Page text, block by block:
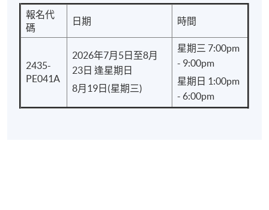
於指定時間內完成所有作業，並取得合格成績
學院將盡量按所列的資料安排課程，惟學院保留在有
需要的情況下作出改動的權利。學員將獲另行通知。
2435-PE041A
報名代
碼
日期 時間
2435-
PE041A
2026年7月5日至8月
23日 逢星期日
8月19日(星期三)
星期三 7:00pm
- 9:00pm
星期日 1:00pm
- 6:00pm